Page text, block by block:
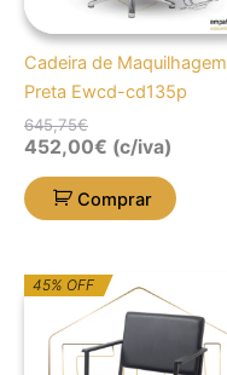
Cadeira de Maquilhagem
Preta Ewcd-cd135p
645,75€
452,00€ (c/iva)
Comprar
45% OFF
O
preço
original
era:
927,42€.
O
preço
atual
é:
510,08€.